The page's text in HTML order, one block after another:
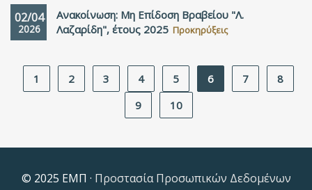
02/04
2026
Ανακοίνωση: Μη Επίδοση Βραβείου "Λ.
Λαζαρίδη", έτους 2025 Προκηρύξεις
1 2 3 4 5 6 7
8
9
10
© 2025 ΕΜΠ · Προστασία Προσωπικών Δεδομένων